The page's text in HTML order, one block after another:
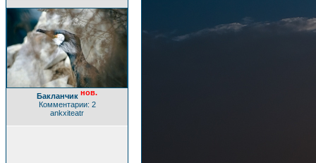
Бакланчик нов.
Комментарии: 2
ankxiteatr